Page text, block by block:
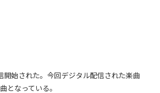
信開始された。今回デジタル配信された楽曲
となっている。